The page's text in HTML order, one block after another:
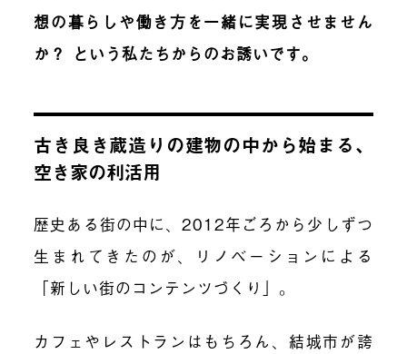
想の暮らしや働き方を一緒に実現させません
か？ という私たちからのお誘いです。
古き良き蔵造りの建物の中から始まる、
空き家の利活用
歴史ある街の中に、2012年ごろから少しずつ
生まれてきたのが、リノベーションによる
「新しい街のコンテンツづくり」。
カフェやレストランはもちろん、結城市が誇